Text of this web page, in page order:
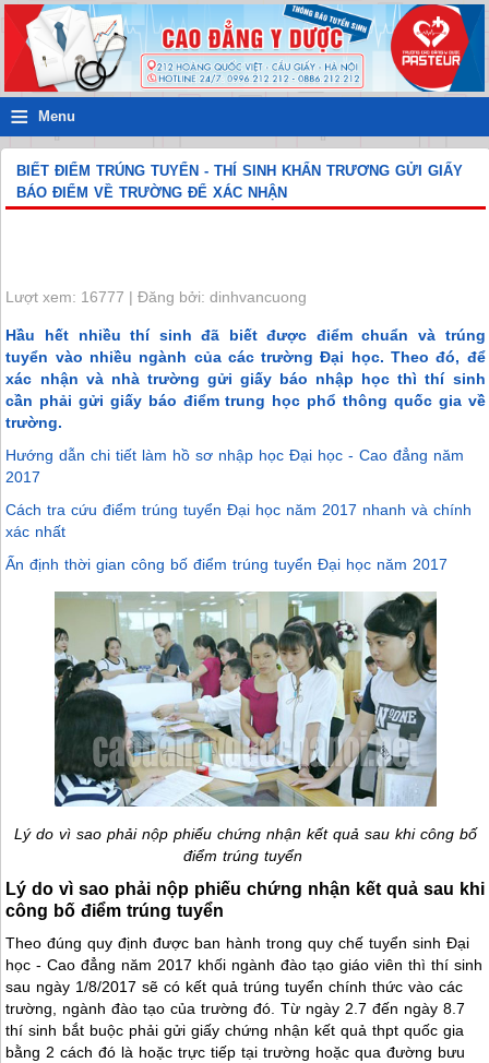
≡ Menu
BIẾT ĐIỂM TRÚNG TUYỂN - THÍ SINH KHẨN TRƯƠNG GỬI GIẤY
BÁO ĐIỂM VỀ TRƯỜNG ĐỂ XÁC NHẬN
Lượt xem: 16777 | Đăng bởi: dinhvancuong
Hầu hết nhiều thí sinh đã biết được điểm chuẩn và trúng
tuyển vào nhiều ngành của các trường Đại học. Theo đó, để
xác nhận và nhà trường gửi giấy báo nhập học thì thí sinh
cần phải gửi giấy báo điểm trung học phổ thông quốc gia về
trường.
Hướng dẫn chi tiết làm hồ sơ nhập học Đại học - Cao đẳng năm
2017
Cách tra cứu điểm trúng tuyển Đại học năm 2017 nhanh và chính
xác nhất
Ấn định thời gian công bố điểm trúng tuyển Đại học năm 2017
Lý do vì sao phải nộp phiếu chứng nhận kết quả sau khi công bố
điểm trúng tuyển
Lý do vì sao phải nộp phiếu chứng nhận kết quả sau khi
công bố điểm trúng tuyển
Theo đúng quy định được ban hành trong quy chế tuyển sinh Đại
học - Cao đẳng năm 2017 khối ngành đào tạo giáo viên thì thí sinh
sau ngày 1/8/2017 sẽ có kết quả trúng tuyển chính thức vào các
trường, ngành đào tạo của trường đó. Từ ngày 2.7 đến ngày 8.7
thí sinh bắt buộc phải gửi giấy chứng nhận kết quả thpt quốc gia
bằng 2 cách đó là hoặc trực tiếp tại trường hoặc qua đường bưu